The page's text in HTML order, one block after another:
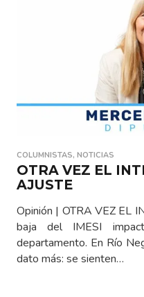
COLUMNISTAS, NOTICIAS
OTRA VEZ EL
AJUSTE
Opinión | OTRA VEZ EL
baja del IMESI
departamento. En Río
dato más: se sienten…